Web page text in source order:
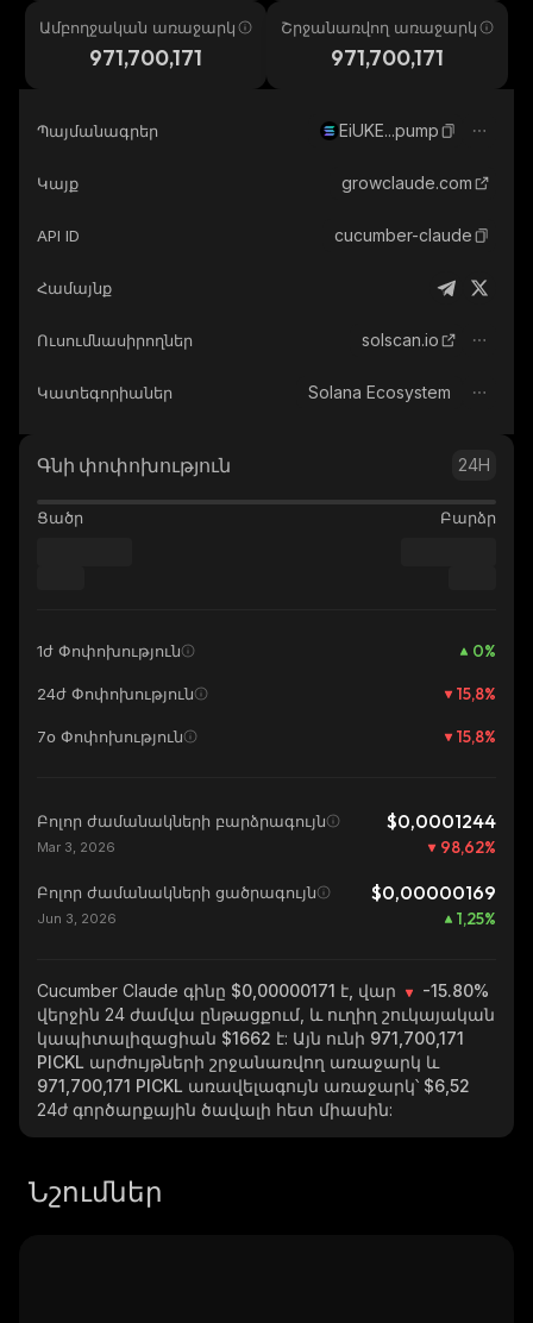
Ամբողջական առաջարկ
971,700,171
Շրջանառվող առաջարկ
971,700,171
Պայմանագրեր EiUKE...pump
Կայք growclaude.com
API ID cucumber-claude
Համայնք
Ուսումնասիրողներ solscan.io
Կատեգորիաներ Solana Ecosystem
Գնի փոփոխություն 24H
Ցածր Բարձր
1ժ Փոփոխություն 0%
24ժ Փոփոխություն 15,8%
7օ Փոփոխություն 15,8%
Բոլոր ժամանակների բարձրագույն $0,0001244
Mar 3, 2026 98,62%
Բոլոր ժամանակների ցածրագույն $0,00000169
Jun 3, 2026 1,25%
Cucumber Claude գինը $0,00000171 է, վար
-15.80%
վերջին 24 ժամվա ընթացքում, և ուղիղ շուկայական
կապիտալիզացիան $1662 է: Այն ունի 971,700,171
PICKL արժույթների շրջանառվող առաջարկ և
971,700,171 PICKL առավելագույն առաջարկ՝ $6,52
24ժ գործարքային ծավալի հետ միասին:
Նշումներ